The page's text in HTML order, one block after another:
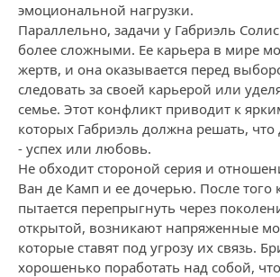
эмоциональной нагрузки.
Параллельно, задачи у Габриэль Солис
более сложными. Ее карьера в мире
жертв, и она оказывается перед
следовать за своей карьерой или
семье. Этот конфликт приводит к
которых Габриэль должна решать, что
- успех или любовь.
Не обходит стороной серия и
Ван де Камп и ее дочерью. После того
пытается перепрыгнуть через
открытой, возникают напряженные
которые ставят под угрозу их связь.
хорошенько поработать над собой,